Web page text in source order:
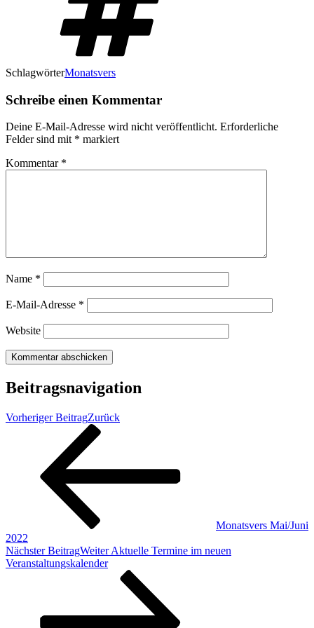
SchlagwörterMonatsvers
Schreibe einen Kommentar
Deine E-Mail-Adresse wird nicht veröffentlicht. Erforderliche
Felder sind mit * markiert
Kommentar *
Name *
E-Mail-Adresse *
Website
Beitragsnavigation
Vorheriger BeitragZurück
Monatsvers Mai/Juni
2022
Nächster BeitragWeiter Aktuelle Termine im neuen
Veranstaltungskalender